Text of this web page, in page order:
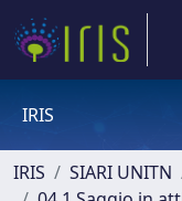
IRIS
IRIS SIARI UNITN